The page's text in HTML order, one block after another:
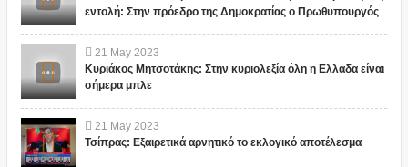
εντολή: Στην πρόεδρο της Δημοκρατίας ο Πρωθυπουργός
21 May 2023
Κυριάκος Μητσοτάκης: Στην κυριολεξία όλη η Ελλαδα είναι
σήμερα μπλε
21 May 2023
Τσίπρας: Εξαιρετικά αρνητικό το εκλογικό αποτέλεσμα